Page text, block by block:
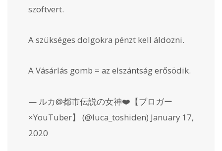
szoftvert.
A szükséges dolgokra pénzt kell áldozni.
A Vásárlás gomb = az elszántság erősödik.
— ルカ@都市伝説の女神❤️【ブロガー
×YouTuber】 (@luca_toshiden) January 17,
2020